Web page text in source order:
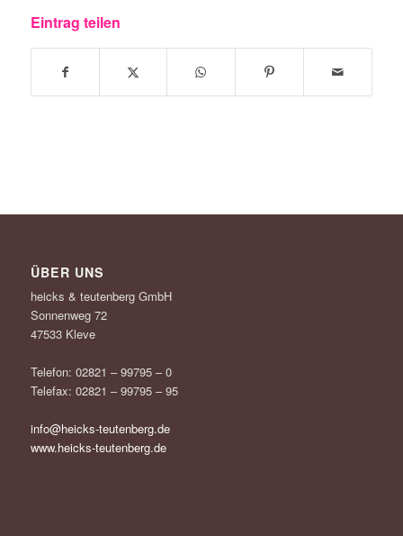
Eintrag teilen
ÜBER UNS
heicks & teutenberg GmbH
Sonnenweg 72
47533 Kleve
Telefon: 02821 – 99795 – 0
Telefax: 02821 – 99795 – 95
info@heicks-teutenberg.de
www.heicks-teutenberg.de